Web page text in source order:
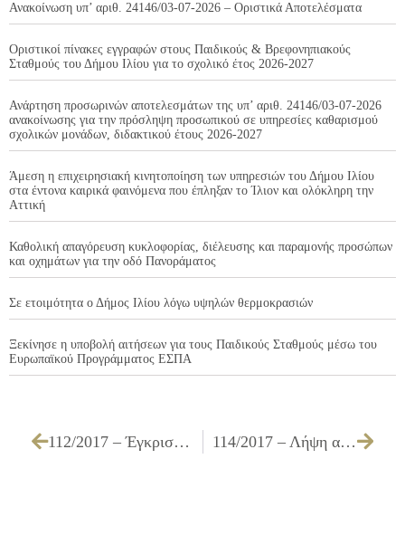
Ανακοίνωση υπ’ αριθ. 24146/03-07-2026 – Οριστικά Αποτελέσματα
Οριστικοί πίνακες εγγραφών στους Παιδικούς & Βρεφονηπιακούς
Σταθμούς του Δήμου Ιλίου για το σχολικό έτος 2026-2027
Ανάρτηση προσωρινών αποτελεσμάτων της υπ’ αριθ. 24146/03-07-2026
ανακοίνωσης για την πρόσληψη προσωπικού σε υπηρεσίες καθαρισμού
σχολικών μονάδων, διδακτικού έτους 2026-2027
Άμεση η επιχειρησιακή κινητοποίηση των υπηρεσιών του Δήμου Ιλίου
στα έντονα καιρικά φαινόμενα που έπληξαν το Ίλιον και ολόκληρη την
Αττική
Καθολική απαγόρευση κυκλοφορίας, διέλευσης και παραμονής προσώπων
και οχημάτων για την οδό Πανοράματος
Σε ετοιμότητα ο Δήμος Ιλίου λόγω υψηλών θερμοκρασιών
Ξεκίνησε η υποβολή αιτήσεων για τους Παιδικούς Σταθμούς μέσω του
Ευρωπαϊκού Προγράμματος ΕΣΠΑ
112/2017 – Έγκριση πίστωσης, τεχνικών προδιαγραφών και καθορισμός των όρων διακήρυξης για την «Προμήθεια κάδων απορριμμάτων» 114/2017 – Λήψη απόφασης για έγκριση πρακτικού και ανάδειξη προσωρινού αναδόχου για την υπηρεσία «Ηχητική κάλυψη εκδηλώσεων των Υπηρεσιών του Δήμου Ιλίου»